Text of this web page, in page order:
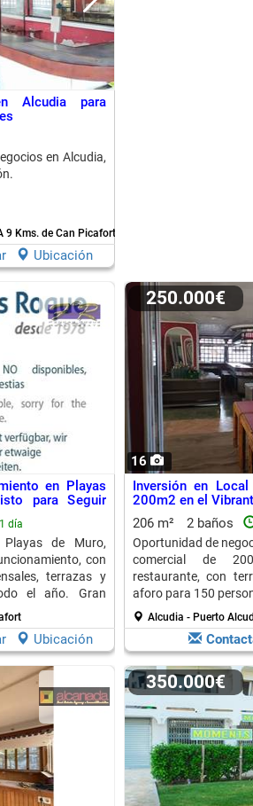
Alcudia para
en Alcudia,
9 Kms. de Can Picafort
Ubicación
en Playas
para Seguir
día
de Muro,
con
terrazas y
el año. Gran
Ubicación
16
250.000€
Inversión en
200m2 en el
206 m²
2 baños
Oportunidad de
comercial de
restaurante, con
aforo para 150
Alcudia - Puerto
350.000€